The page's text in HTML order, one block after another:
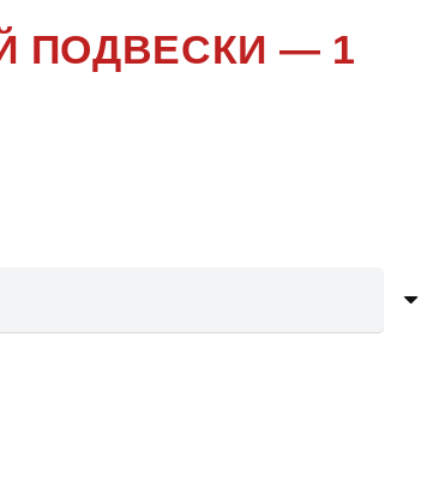
ПОДВЕСКИ — 1